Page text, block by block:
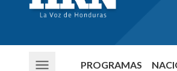
PROGRAMAS